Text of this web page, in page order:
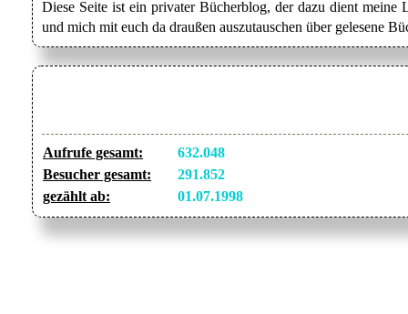
Diese Seite ist ein privater Bücherblog, der dazu dient meine
und mich mit euch da draußen auszutauschen über gelesene
Aufrufe gesamt:
632.048
Besucher gesamt:
291.852
gezählt ab:
01.07.1998